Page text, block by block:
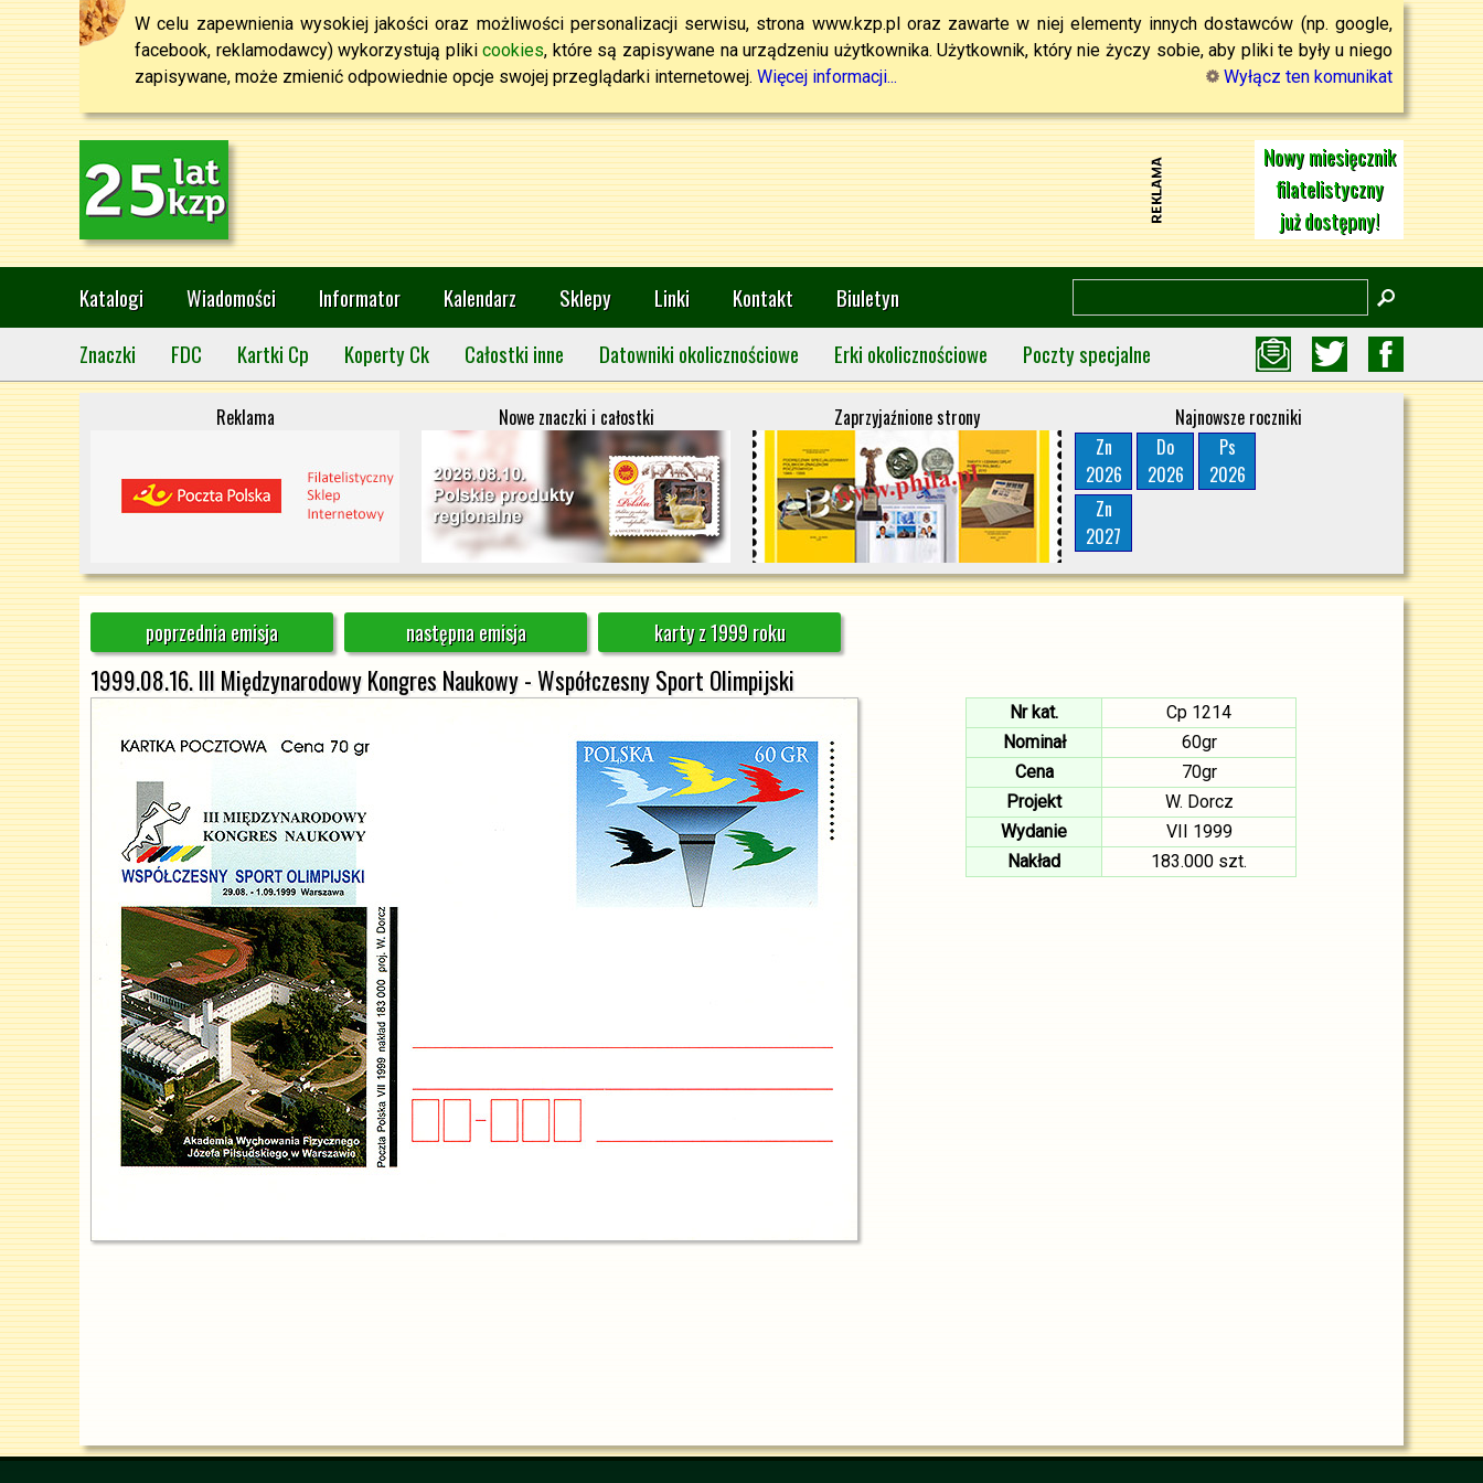
W celu zapewnienia wysokiej jakości oraz możliwości personalizacji serwisu, strona www.kzp.pl oraz zawarte w niej elementy innych dostawców (np. google,
facebook, reklamodawcy) wykorzystują plikicookies, które są zapisywane na urządzeniu użytkownika. Użytkownik, który nie życzy sobie, aby pliki te były u niego
zapisywane, może zmienić odpowiednie opcje swojej przeglądarki internetowej. Więcej informacji... Wyłącz ten komunikat
Nowy miesięcznik
filatelistyczny
już dostępny!
Katalogi Wiadomości Informator Kalendarz Sklepy Linki Kontakt
Biuletyn
Znaczki
FDC Kartki Cp Koperty Ck Całostki inne Datowniki okolicznościowe Erki okolicznościowe Poczty specjalne
Reklama Nowe znaczki i całostki Zaprzyjaźnione strony
Najnowsze roczniki
Zn
2026
Do
2026
Ps
2026
Zn
2027
poprzednia emisja następna emisja karty z 1999 roku
1999.08.16. III Międzynarodowy Kongres Naukowy - Współczesny Sport Olimpijski
Nr kat.
Cp 1214
Nominał
60gr
Cena
70gr
Projekt
W. Dorcz
Wydanie
VII 1999
Nakład
183.000 szt.